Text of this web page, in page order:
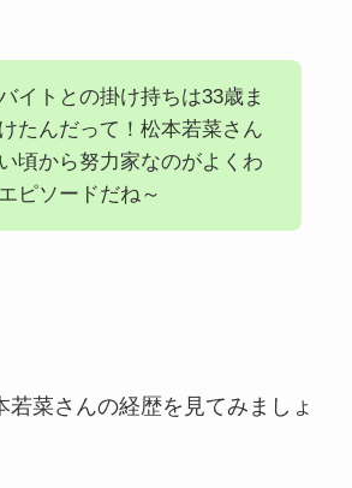
イトとの掛け持ちは33歳ま
たんだって！松本若菜さん
頃から努力家なのがよくわ
ピソードだね～
若菜さんの経歴を見てみましょ